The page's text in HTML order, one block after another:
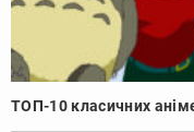
ТОП-10 класичних